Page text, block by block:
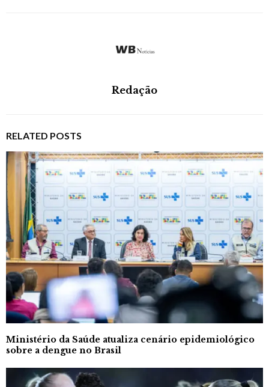
Redação
RELATED POSTS
Ministério da Saúde atualiza cenário epidemiológico
sobre a dengue no Brasil